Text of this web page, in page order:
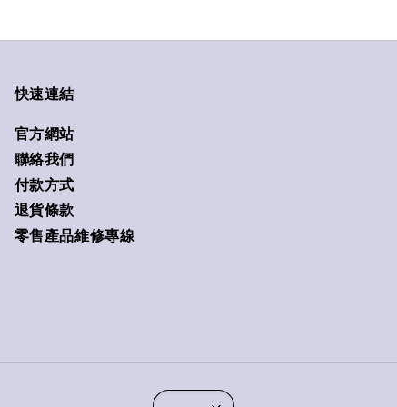
快速連結
官方網站
聯絡我們
付款方式
退貨條款
零售產品維修專線